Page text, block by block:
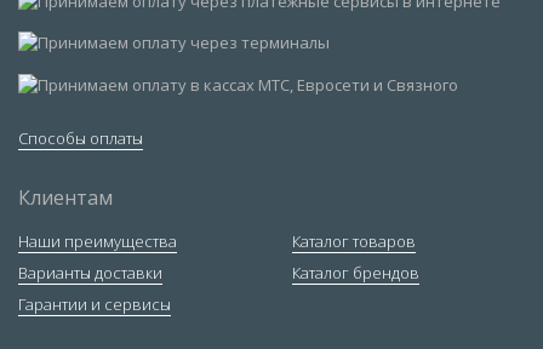
Способы оплаты
Клиентам
Наши преимущества
Варианты доставки
Гарантии и сервисы
Каталог товаров
Каталог брендов